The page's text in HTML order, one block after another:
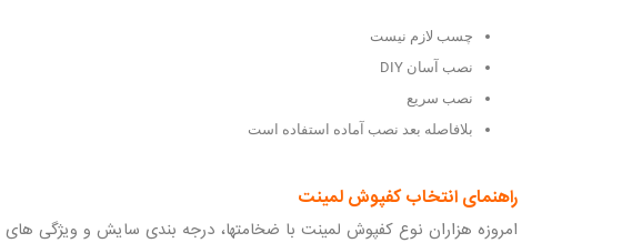
چسب لازم نیست
نصب آسان DIY
نصب سریع
بلافاصله بعد نصب آماده استفاده است
راهنمای انتخاب کفپوش لمینت
امروزه هزاران نوع کفپوش لمینت با ضخامتها، درجه بندی سایش و ویژگی